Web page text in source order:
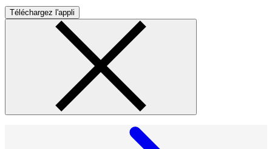
Téléchargez l'appli